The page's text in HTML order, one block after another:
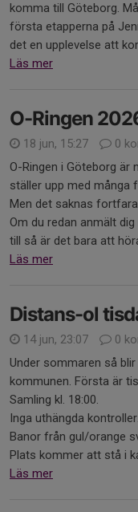
komma till Göteborg.
första etapperna på
det en upplevelse att
Läs mer
O-Ringen
18 jun, 15:27
0
O-Ringen i Göteborg är
ställer upp med många
Men det saknas
Om du redan anmält
till så är det bara att
Läs mer
Distans-ol
14 jun, 23:07
0
Under sommaren så
kommunen. Första är
Samling kl. 18:00.
Inga uthängda kontroller.
Banor från gul/orange
Plats kommer att stå i
Läs mer